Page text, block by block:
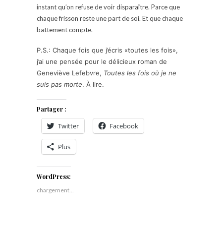
instant qu’on refuse de voir disparaître. Parce que
chaque frisson reste une part de soi. Et que chaque
battement compte.
P.S.: Chaque fois que j’écris «toutes les fois»,
j’ai une pensée pour le délicieux roman de
Geneviève Lefebvre, Toutes les fois où je ne
suis pas morte. À lire.
Partager :
Twitter Facebook
Plus
WordPress:
chargement…